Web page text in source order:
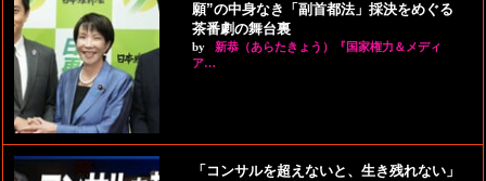
願”の中身なき「副首都法」採決をめぐる
茶番劇の舞台裏
by
新恭（あらたきょう）『国家権力＆メディ
ア…
「コンサルを超えないと、生き残れない」